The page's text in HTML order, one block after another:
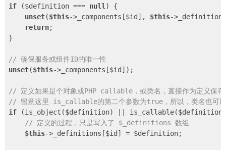
if ($definition === null ) {
unset($this->_components[$id], $this-
return;
}
// 确保服务或组件ID的唯一性
unset($this->_components[$id]);
// 定义如果是个对象或PHP callable，或类名，直接作为定义保存
// 留意这里 is_callable的第二个参数为true，所以，类名也可
if (is_object($definition) ||
// 定义的过程，只是写入了 $_definitions 数组
$this->_definitions[$id] = $definition;